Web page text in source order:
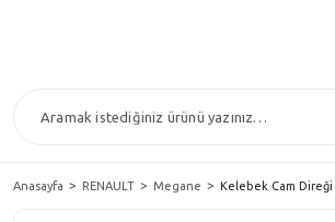
Anasayfa RENAULT Megane Kelebek Cam